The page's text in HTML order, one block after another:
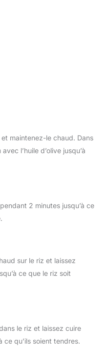
maintenez-le chaud. Dans
l’huile d’olive jusqu’à
2 minutes jusqu’à ce
sur le riz et laissez
ce que le riz soit
le riz et laissez cuire
ce qu’ils soient tendres.